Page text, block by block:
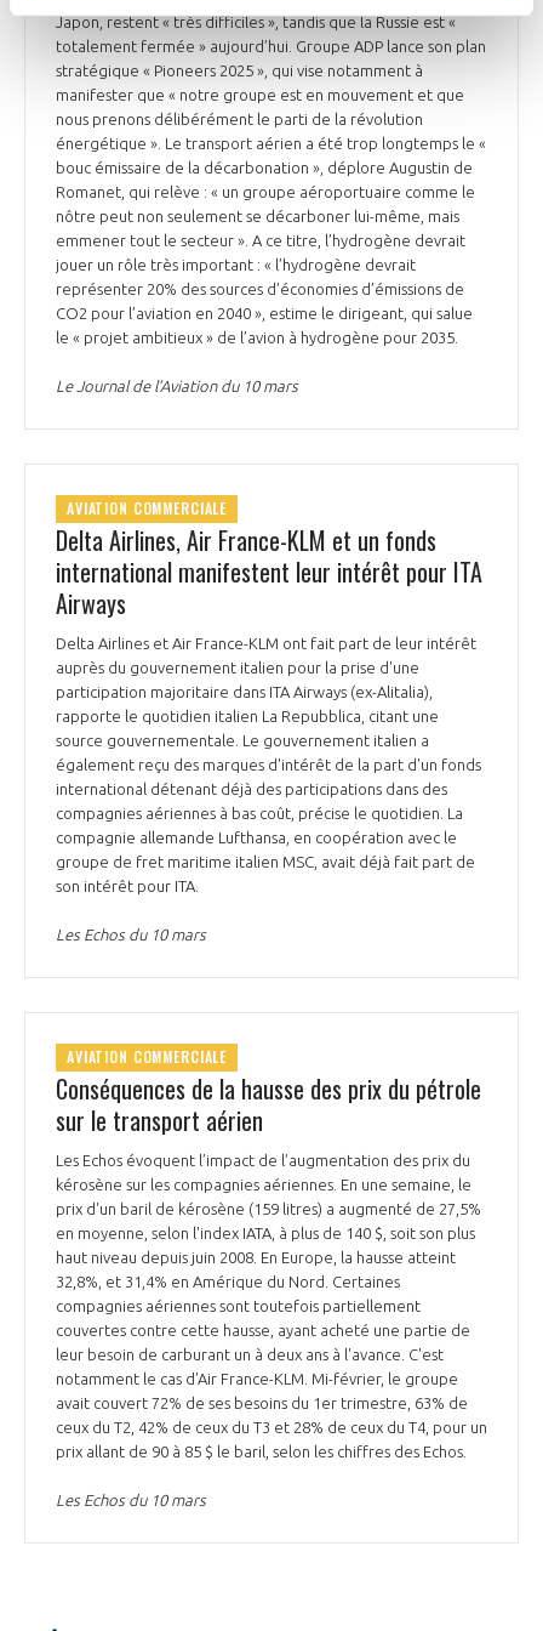
Japon, restent « très difficiles », tandis que la Russie est «
totalement fermée » aujourd’hui. Groupe ADP lance son plan
stratégique « Pioneers 2025 », qui vise notamment à
manifester que « notre groupe est en mouvement et que
nous prenons délibérément le parti de la révolution
énergétique ». Le transport aérien a été trop longtemps le «
bouc émissaire de la décarbonation », déplore Augustin de
Romanet, qui relève : « un groupe aéroportuaire comme le
nôtre peut non seulement se décarboner lui-même, mais
emmener tout le secteur ». A ce titre, l’hydrogène devrait
jouer un rôle très important : « l’hydrogène devrait
représenter 20% des sources d’économies d’émissions de
CO2 pour l’aviation en 2040 », estime le dirigeant, qui salue
le « projet ambitieux » de l’avion à hydrogène pour 2035.
Le Journal de l’Aviation du 10 mars
AVIATION COMMERCIALE
Delta Airlines, Air France-KLM et un fonds
international manifestent leur intérêt pour ITA
Airways
Delta Airlines et Air France-KLM ont fait part de leur intérêt
auprès du gouvernement italien pour la prise d'une
participation majoritaire dans ITA Airways (ex-Alitalia),
rapporte le quotidien italien La Repubblica, citant une
source gouvernementale. Le gouvernement italien a
également reçu des marques d'intérêt de la part d'un fonds
international détenant déjà des participations dans des
compagnies aériennes à bas coût, précise le quotidien. La
compagnie allemande Lufthansa, en coopération avec le
groupe de fret maritime italien MSC, avait déjà fait part de
son intérêt pour ITA.
Les Echos du 10 mars
AVIATION COMMERCIALE
Conséquences de la hausse des prix du pétrole
sur le transport aérien
Les Echos évoquent l’impact de l’augmentation des prix du
kérosène sur les compagnies aériennes. En une semaine, le
prix d'un baril de kérosène (159 litres) a augmenté de 27,5%
en moyenne, selon l'index IATA, à plus de 140 $, soit son plus
haut niveau depuis juin 2008. En Europe, la hausse atteint
32,8%, et 31,4% en Amérique du Nord. Certaines
compagnies aériennes sont toutefois partiellement
couvertes contre cette hausse, ayant acheté une partie de
leur besoin de carburant un à deux ans à l'avance. C'est
notamment le cas d'Air France-KLM. Mi-février, le groupe
avait couvert 72% de ses besoins du 1er trimestre, 63% de
ceux du T2, 42% de ceux du T3 et 28% de ceux du T4, pour un
prix allant de 90 à 85 $ le baril, selon les chiffres des Echos.
Les Echos du 10 mars